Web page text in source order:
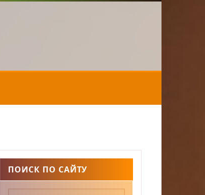
ПОИСК ПО САЙТУ